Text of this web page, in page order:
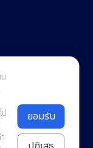
ยอมรับ
9
50000